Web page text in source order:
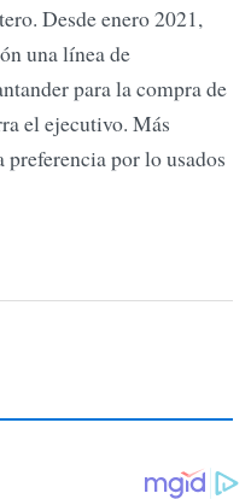
Desde enero 2021,
una línea de
para la compra de
el ejecutivo. Más
preferencia por lo usados